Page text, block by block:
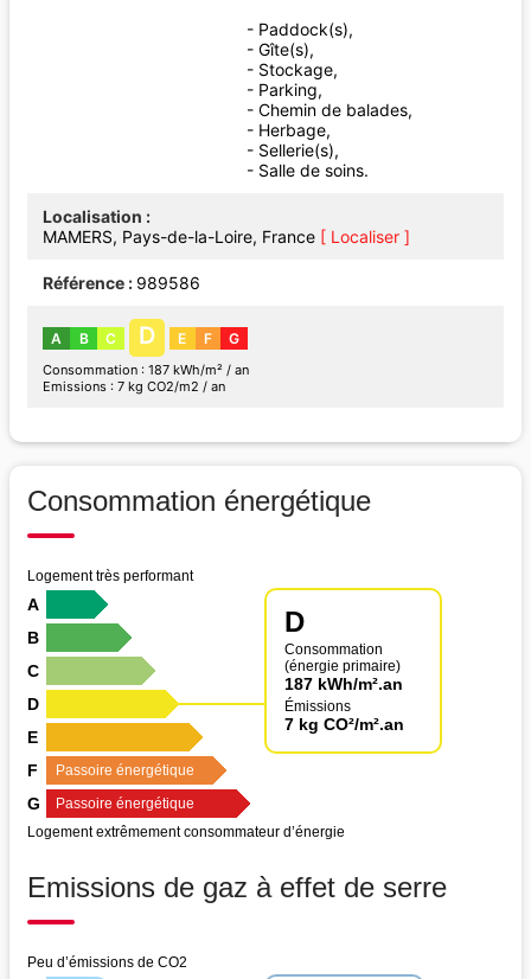
- Paddock(s),
- Gîte(s),
- Stockage,
- Parking,
- Chemin de balades,
- Herbage,
- Sellerie(s),
- Salle de soins.
Localisation
MAMERS, Pays-de-la-Loire, France [ Localiser ]
Référence 989586
A B C D E F G
Consommation : 187 kWh/m² / an
Emissions : 7 kg CO2/m2 / an
Consommation énergétique
Logement très performant
D
Consommation
(énergie primaire)
187 kWh/m².an
Émissions
7 kg CO²/m².an
A
B
C
D
E
F
Passoire énergétique
G
Passoire énergétique
Logement extrêmement consommateur d’énergie
Emissions de gaz à effet de serre
Peu d’émissions de CO2